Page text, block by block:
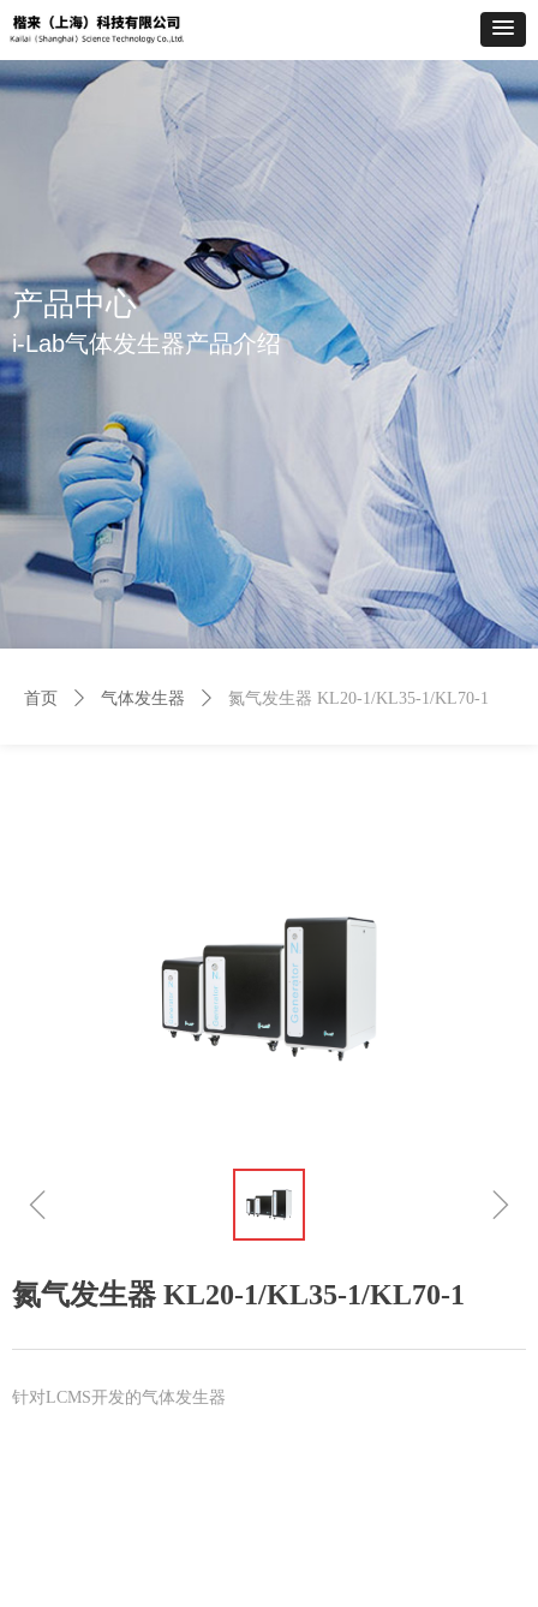
ꁆ ꁇ
氮气发生器 KL20-1/KL35-1/KL70-1
针对LCMS开发的气体发生器
首页 ꄲ 气体发生器 ꄲ 氮气发生器 KL20-1/KL35-1/KL70-1
产品中心
i-Lab气体发生器产品介绍